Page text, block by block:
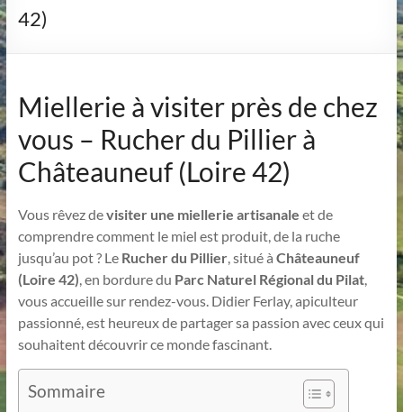
42)
Miellerie à visiter près de chez
vous – Rucher du Pillier à
Châteauneuf (Loire 42)
Vous rêvez devisiter une miellerie artisanale et de
comprendre comment le miel est produit, de la ruche
jusqu’au pot ? Le Rucher du Pillier, situé à Châteauneuf
(Loire 42), en bordure du Parc Naturel Régional du Pilat,
vous accueille sur rendez-vous. Didier Ferlay, apiculteur
passionné, est heureux de partager sa passion avec ceux qui
souhaitent découvrir ce monde fascinant.
Sommaire